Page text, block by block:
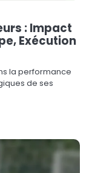
: Impact
Exécution
la performance
de ses